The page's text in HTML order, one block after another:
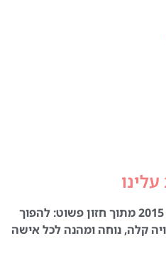
חברת Earrings נוסדה בשנת 2015 מתוך חזון פשוט: להפוך
קלה, נוחה ומהנה לכל אישה